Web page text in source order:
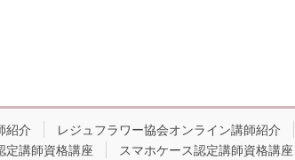
紹介 レジュフラワー協会オンライン講師紹介
定講師資格講座 スマホケース認定講師資格講座